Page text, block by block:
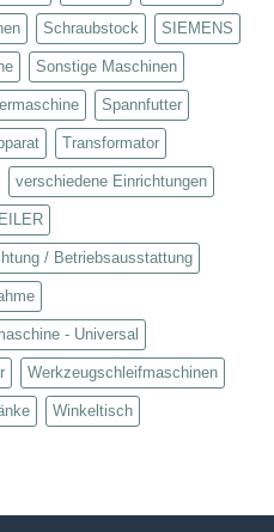
Schraubstock SIEMENS
Sonstige Maschinen
Spannfutter
Transformator
verschiedene Einrichtungen
/ Betriebsausstattung
- Universal
Werkzeugschleifmaschinen
Winkeltisch